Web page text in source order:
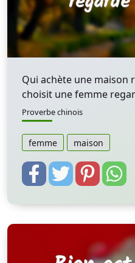
Qui achète une maison
choisit une femme
Proverbe chinois
femme maison